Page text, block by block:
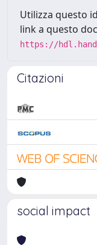
Utilizza questo
link a questo
https://
Citazioni
social impact